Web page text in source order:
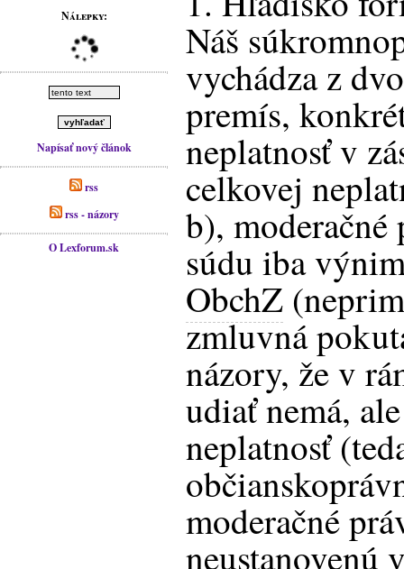
Nálepky:
Napísať nový článok
rss
rss - názory
O Lexforum.sk
Náš
vychádza z
premís,
neplatnosť v
celkovej
b), moderačné
súdu iba
ObchZ
zmluvná
názory, že v
udiať nemá,
neplatnosť
moderačné
neustanovenú